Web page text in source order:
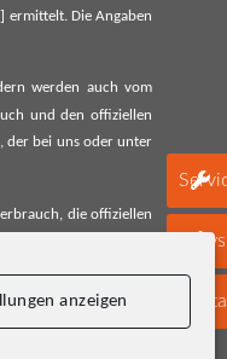
anzeigen
ermittelt. Die Angaben
werden auch vom
und den offiziellen
der bei uns oder unter
die offiziellen